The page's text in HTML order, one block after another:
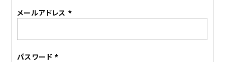
メールアドレス
パスワード